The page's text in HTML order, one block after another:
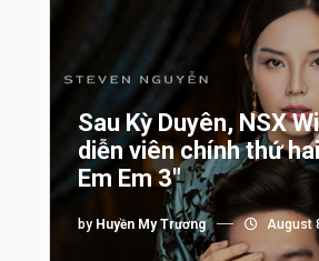
Sau Kỳ Duyên, NSX
diễn viên chính thứ
Em Em 3″
by Huyền My Trương August